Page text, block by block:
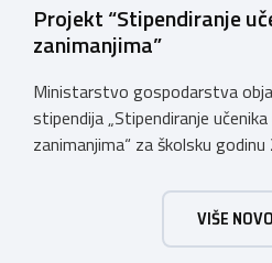
Projekt “Stipendiranje
zanimanjima”
Ministarstvo gospodarstva
stipendija „Stipendiranje
zanimanjima“ za školsku
2025./2026. obrazuju temeljem
trogodišnjem trajanju za
zanimanja, sukladno
VIŠE